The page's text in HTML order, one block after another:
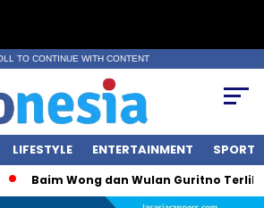
TO CONTINUE WITH CONTENT
LIFESTYLE ENTERTAINMENT SPORT
Baim Wong dan Wulan Guritno Terlihat